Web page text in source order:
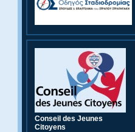
Conseil des Jeunes
Citoyens